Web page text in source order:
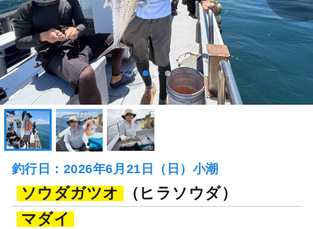
釣行日：2026年6月21日（日）小潮
ソウダガツオ
（ヒラソウダ）
マダイ